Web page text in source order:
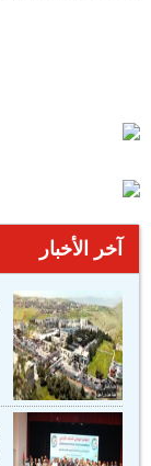
آخر الأخبار